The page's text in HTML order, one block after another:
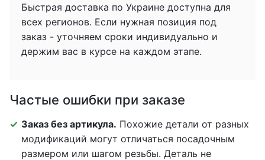
Быстрая доставка по Украине доступна для
всех регионов. Если нужная позиция под
заказ - уточняем сроки индивидуально и
держим вас в курсе на каждом этапе.
Частые ошибки при заказе
Заказ без артикула. Похожие детали от разных
модификаций могут отличаться посадочным
размером или шагом резьбы. Деталь не